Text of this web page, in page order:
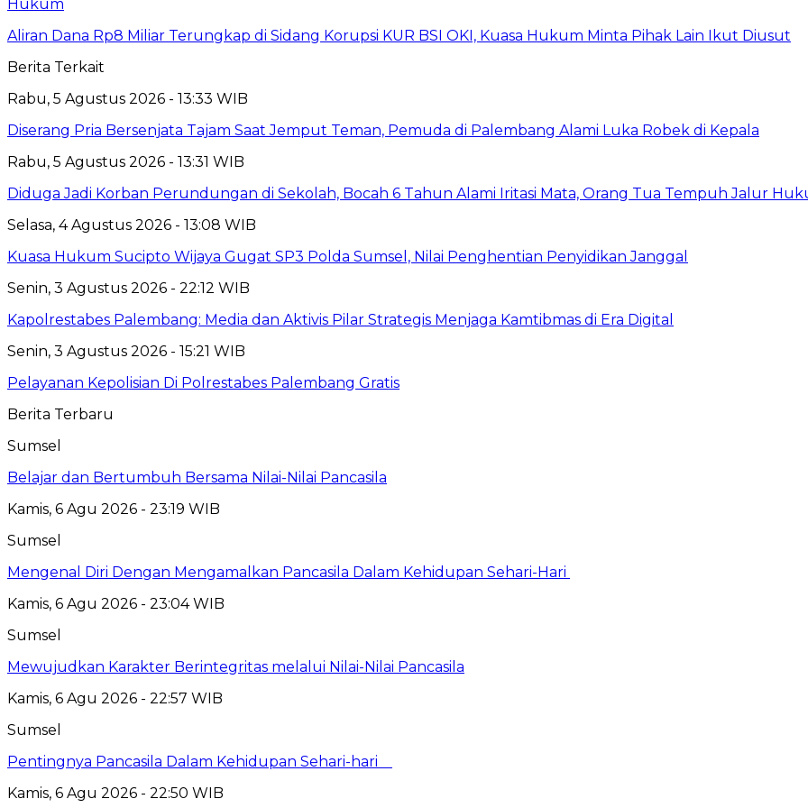
Hukum
Aliran Dana Rp8 Miliar Terungkap di Sidang Korupsi KUR BSI OKI, Kuasa Hukum Minta Pihak Lain Ikut Diusut
Berita Terkait
Rabu, 5 Agustus 2026 - 13:33 WIB
Diserang Pria Bersenjata Tajam Saat Jemput Teman, Pemuda di Palembang Alami Luka Robek di Kepala
Rabu, 5 Agustus 2026 - 13:31 WIB
Diduga Jadi Korban Perundungan di Sekolah, Bocah 6 Tahun Alami Iritasi Mata, Orang Tua Tempuh Jalur
Selasa, 4 Agustus 2026 - 13:08 WIB
Kuasa Hukum Sucipto Wijaya Gugat SP3 Polda Sumsel, Nilai Penghentian Penyidikan Janggal
Senin, 3 Agustus 2026 - 22:12 WIB
Kapolrestabes Palembang: Media dan Aktivis Pilar Strategis Menjaga Kamtibmas di Era Digital
Senin, 3 Agustus 2026 - 15:21 WIB
Pelayanan Kepolisian Di Polrestabes Palembang Gratis
Berita Terbaru
Sumsel
Belajar dan Bertumbuh Bersama Nilai-Nilai Pancasila
Kamis, 6 Agu 2026 - 23:19 WIB
Sumsel
Mengenal Diri Dengan Mengamalkan Pancasila Dalam Kehidupan Sehari-Hari
Kamis, 6 Agu 2026 - 23:04 WIB
Sumsel
Mewujudkan Karakter Berintegritas melalui Nilai-Nilai Pancasila
Kamis, 6 Agu 2026 - 22:57 WIB
Sumsel
Pentingnya Pancasila Dalam Kehidupan Sehari-hari
Kamis, 6 Agu 2026 - 22:50 WIB